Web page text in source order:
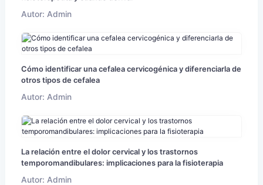
Autor: Admin
Cómo identificar una cefalea cervicogénica y diferenciarla de
otros tipos de cefalea
Autor: Admin
La relación entre el dolor cervical y los trastornos
temporomandibulares: implicaciones para la fisioterapia
Autor: Admin